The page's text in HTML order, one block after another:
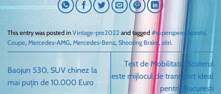
This entry was posted in Vintage-pre2022 and tagged #superspeedlaprotv,
Coupe, Mercedes-AMG, Mercedes-Benz, Shooting Brake,stiri.
Baojun 530, SUV chinez la
mai puțin de 10.000 Euro
Test de Mobilitate: Scuterul
este mijlocul de transport ideal
pentru București